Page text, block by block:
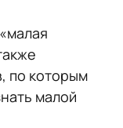
по которым
малой